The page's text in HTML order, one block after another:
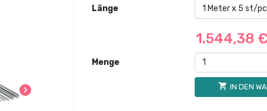
chevron_right
Länge
1.544,38 €
Menge
shopping_cart IN DEN